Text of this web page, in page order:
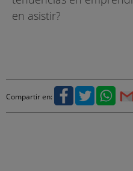
en asistir?
Compartir en: